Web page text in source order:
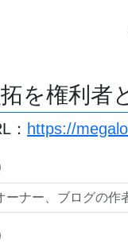
を権利者
： https://